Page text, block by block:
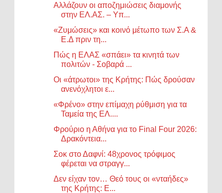
Αλλάζουν οι αποζημιώσεις διαμονής
στην ΕΛ.ΑΣ. – Υπ...
«Ζυμώσεις» και κοινό μέτωπο των Σ.Α &
Ε.Δ πριν τη...
Πώς η ΕΛΑΣ «σπάει» τα κινητά των
πολιτών - Σοβαρά ...
Οι «άτρωτοι» της Κρήτης: Πώς δρούσαν
ανενόχλητοι ε...
«Φρένο» στην επίμαχη ρύθμιση για τα
Ταμεία της ΕΛ....
Φρούριο η Αθήνα για το Final Four 2026:
Δρακόντεια...
Σοκ στο Δαφνί: 48χρονος τρόφιμος
φέρεται να στραγγ...
Δεν είχαν τον… Θεό τους οι «νταήδες»
της Κρήτης: Ε...